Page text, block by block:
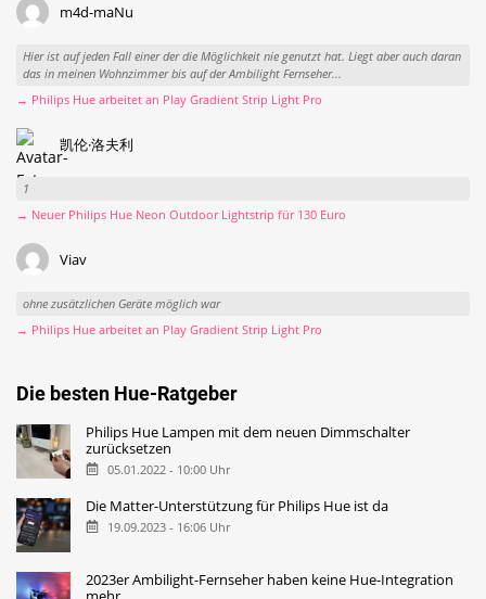
m4d-maNu
Hier ist auf jeden Fall einer der die Möglichkeit nie genutzt hat. Liegt aber auch daran
das in meinen Wohnzimmer bis auf der Ambilight Fernseher...
→ Philips Hue arbeitet an Play Gradient Strip Light Pro
凯伦·洛夫利
1
→ Neuer Philips Hue Neon Outdoor Lightstrip für 130 Euro
Viav
ohne zusätzlichen Geräte möglich war
→ Philips Hue arbeitet an Play Gradient Strip Light Pro
Die besten Hue-Ratgeber
Philips Hue Lampen mit dem neuen Dimmschalter
zurücksetzen
05.01.2022 - 10:00 Uhr
Die Matter-Unterstützung für Philips Hue ist da
19.09.2023 - 16:06 Uhr
2023er Ambilight-Fernseher haben keine Hue-Integration